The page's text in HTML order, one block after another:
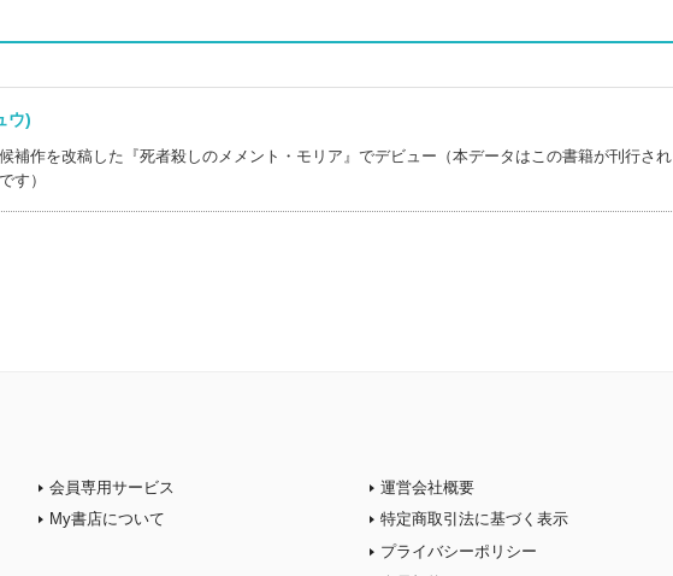
ュウ)
補作を改稿した『死者殺しのメメント・モリア』でデビュー（本データはこの書籍が刊行され
す）
会員専用サービス
My書店について
運営会社概要
特定商取引法に基づく表示
プライバシーポリシー